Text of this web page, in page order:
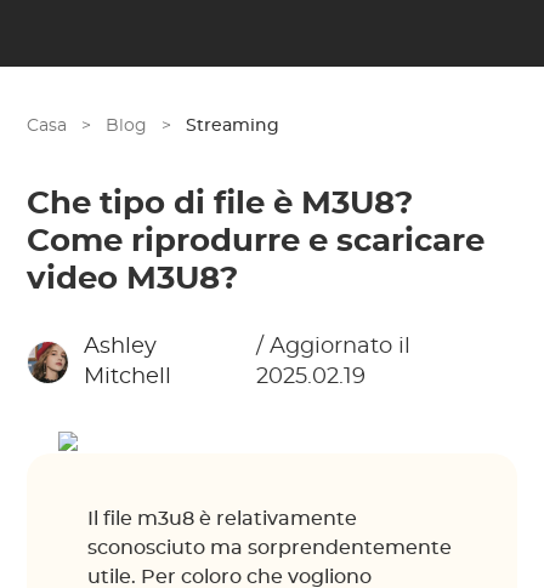
Casa > Blog > Streaming
Che tipo di file è M3U8?
Come riprodurre e scaricare
video M3U8?
Ashley
Mitchell
/ Aggiornato il
2025.02.19
Il file m3u8 è relativamente
sconosciuto ma sorprendentemente
utile. Per coloro che vogliono